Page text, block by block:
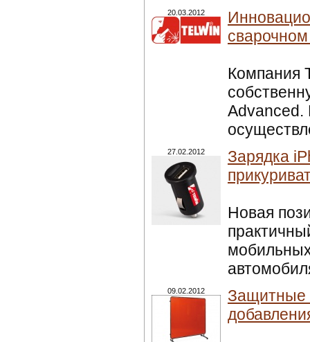
20.03.2012
Компания
Advanced.
27.02.2012
Зарядка
Новая
09.02.2012
Защитные